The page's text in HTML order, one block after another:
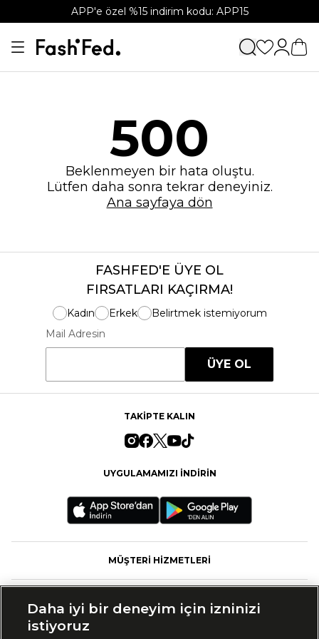
APP'e özel %15 indirim kodu: APP15
500
Beklenmeyen bir hata oluştu.
Lütfen daha sonra tekrar deneyiniz.
Ana sayfaya dön
FASHFED'E ÜYE OL
FIRSATLARI KAÇIRMA!
Kadın Erkek
Belirtmek istemiyorum
Mail Adresin
ÜYE OL
TAKİPTE KALIN
UYGULAMAMIZI İNDİRİN
MÜŞTERİ HİZMETLERİ
Daha iyi bir deneyim için izninizi
istiyoruz